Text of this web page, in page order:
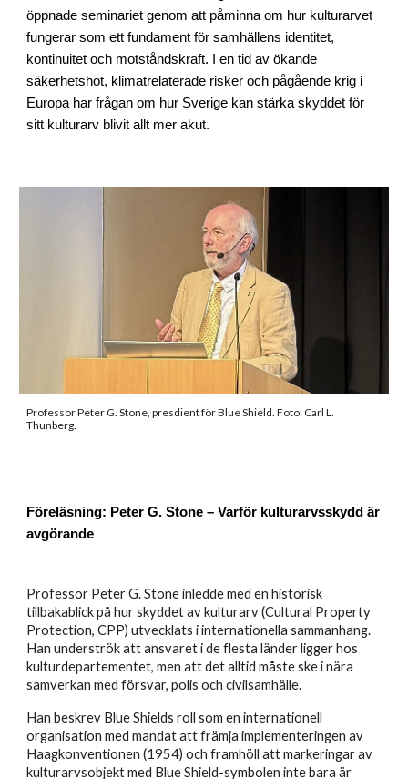
öppnade seminariet genom att påminna om hur kulturarvet
fungerar som ett fundament för samhällens identitet,
kontinuitet och motståndskraft. I en tid av ökande
säkerhetshot, klimatrelaterade risker och pågående krig i
Europa har frågan om hur Sverige kan stärka skyddet för
sitt kulturarv blivit allt mer akut.
Professor Peter G. Stone, presdient för Blue Shield. Foto: Carl L.
Thunberg.
Föreläsning: Peter G. Stone – Varför kulturarvsskydd är
avgörande
Professor Peter G. Stone inledde med en historisk
tillbakablick på hur skyddet av kulturarv (Cultural Property
Protection, CPP) utvecklats i internationella sammanhang.
Han underströk att ansvaret i de flesta länder ligger hos
kulturdepartementet, men att det alltid måste ske i nära
samverkan med försvar, polis och civilsamhälle.
Han beskrev Blue Shields roll som en internationell
organisation med mandat att främja implementeringen av
Haagkonventionen (1954) och framhöll att markeringar av
kulturarvsobjekt med Blue Shield-symbolen inte bara är